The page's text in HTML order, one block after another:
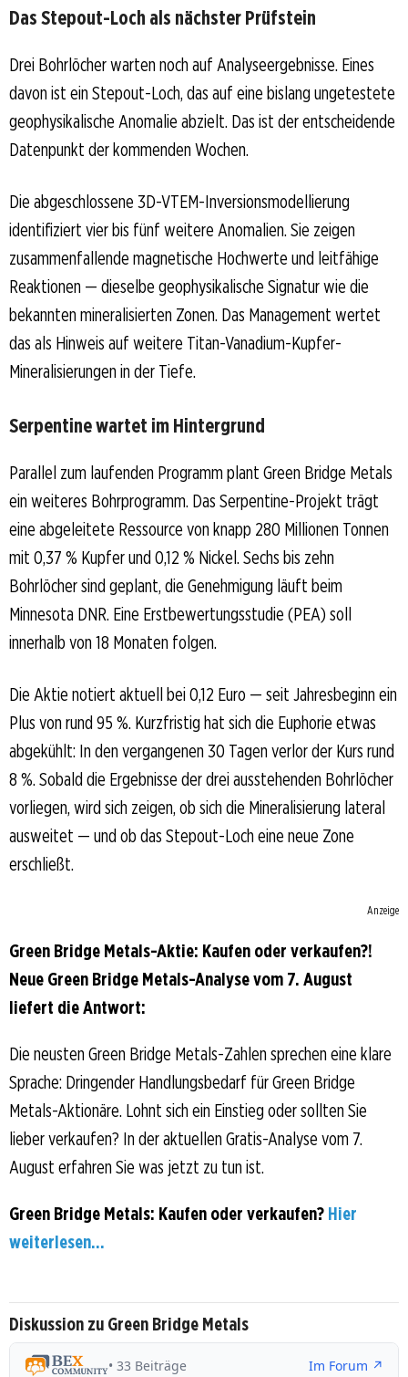
Das Stepout-Loch als nächster Prüfstein
Drei Bohrlöcher warten noch auf Analyseergebnisse. Eines
davon ist ein Stepout-Loch, das auf eine bislang ungetestete
geophysikalische Anomalie abzielt. Das ist der entscheidende
Datenpunkt der kommenden Wochen.
Die abgeschlossene 3D-VTEM-Inversionsmodellierung
identifiziert vier bis fünf weitere Anomalien. Sie zeigen
zusammenfallende magnetische Hochwerte und leitfähige
Reaktionen — dieselbe geophysikalische Signatur wie die
bekannten mineralisierten Zonen. Das Management wertet
das als Hinweis auf weitere Titan-Vanadium-Kupfer-
Mineralisierungen in der Tiefe.
Serpentine wartet im Hintergrund
Parallel zum laufenden Programm plant Green Bridge Metals
ein weiteres Bohrprogramm. Das Serpentine-Projekt trägt
eine abgeleitete Ressource von knapp 280 Millionen Tonnen
mit 0,37 % Kupfer und 0,12 % Nickel. Sechs bis zehn
Bohrlöcher sind geplant, die Genehmigung läuft beim
Minnesota DNR. Eine Erstbewertungsstudie (PEA) soll
innerhalb von 18 Monaten folgen.
Die Aktie notiert aktuell bei 0,12 Euro — seit Jahresbeginn ein
Plus von rund 95 %. Kurzfristig hat sich die Euphorie etwas
abgekühlt: In den vergangenen 30 Tagen verlor der Kurs rund
8 %. Sobald die Ergebnisse der drei ausstehenden Bohrlöcher
vorliegen, wird sich zeigen, ob sich die Mineralisierung lateral
ausweitet — und ob das Stepout-Loch eine neue Zone
erschließt.
Anzeige
Green Bridge Metals-Aktie: Kaufen oder verkaufen?!
Neue Green Bridge Metals-Analyse vom 7. August
liefert die Antwort:
Die neusten Green Bridge Metals-Zahlen sprechen eine klare
Sprache: Dringender Handlungsbedarf für Green Bridge
Metals-Aktionäre. Lohnt sich ein Einstieg oder sollten Sie
lieber verkaufen? In der aktuellen Gratis-Analyse vom 7.
August erfahren Sie was jetzt zu tun ist.
Green Bridge Metals: Kaufen oder verkaufen? Hier
weiterlesen...
Diskussion zu Green Bridge Metals